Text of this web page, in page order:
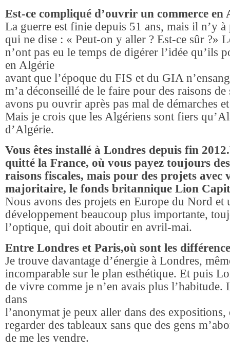
Est-ce compliqué d’ouvrir un commerce en
La guerre est finie depuis 51 ans, mais il n’y
qui ne dise : « Peut-on y aller ? Est-ce sûr ?»
n’ont pas eu le temps de digérer l’idée qu’ils
en Algérie
avant que l’époque du FIS et du GIA
m’a déconseillé de le faire pour des raisons
avons pu ouvrir après pas mal de démarches
Mais je crois que les Algériens sont fiers
d’Algérie.
Vous êtes installé à Londres depuis fin
quitté la France, où vous payez toujours
raisons fiscales, mais pour des projets avec
majoritaire, le fonds britannique Lion
Nous avons des projets en Europe du Nord et
développement beaucoup plus importante,
l’optique, qui doit aboutir en avril-mai.
Entre Londres et Paris,où sont les
Je trouve davantage d’énergie à Londres,
incomparable sur le plan esthétique. Et puis
de vivre comme je n’en avais plus l’habitude.
dans
l’anonymat je peux aller dans des expositions,
regarder des tableaux sans que des gens
de me les vendre.